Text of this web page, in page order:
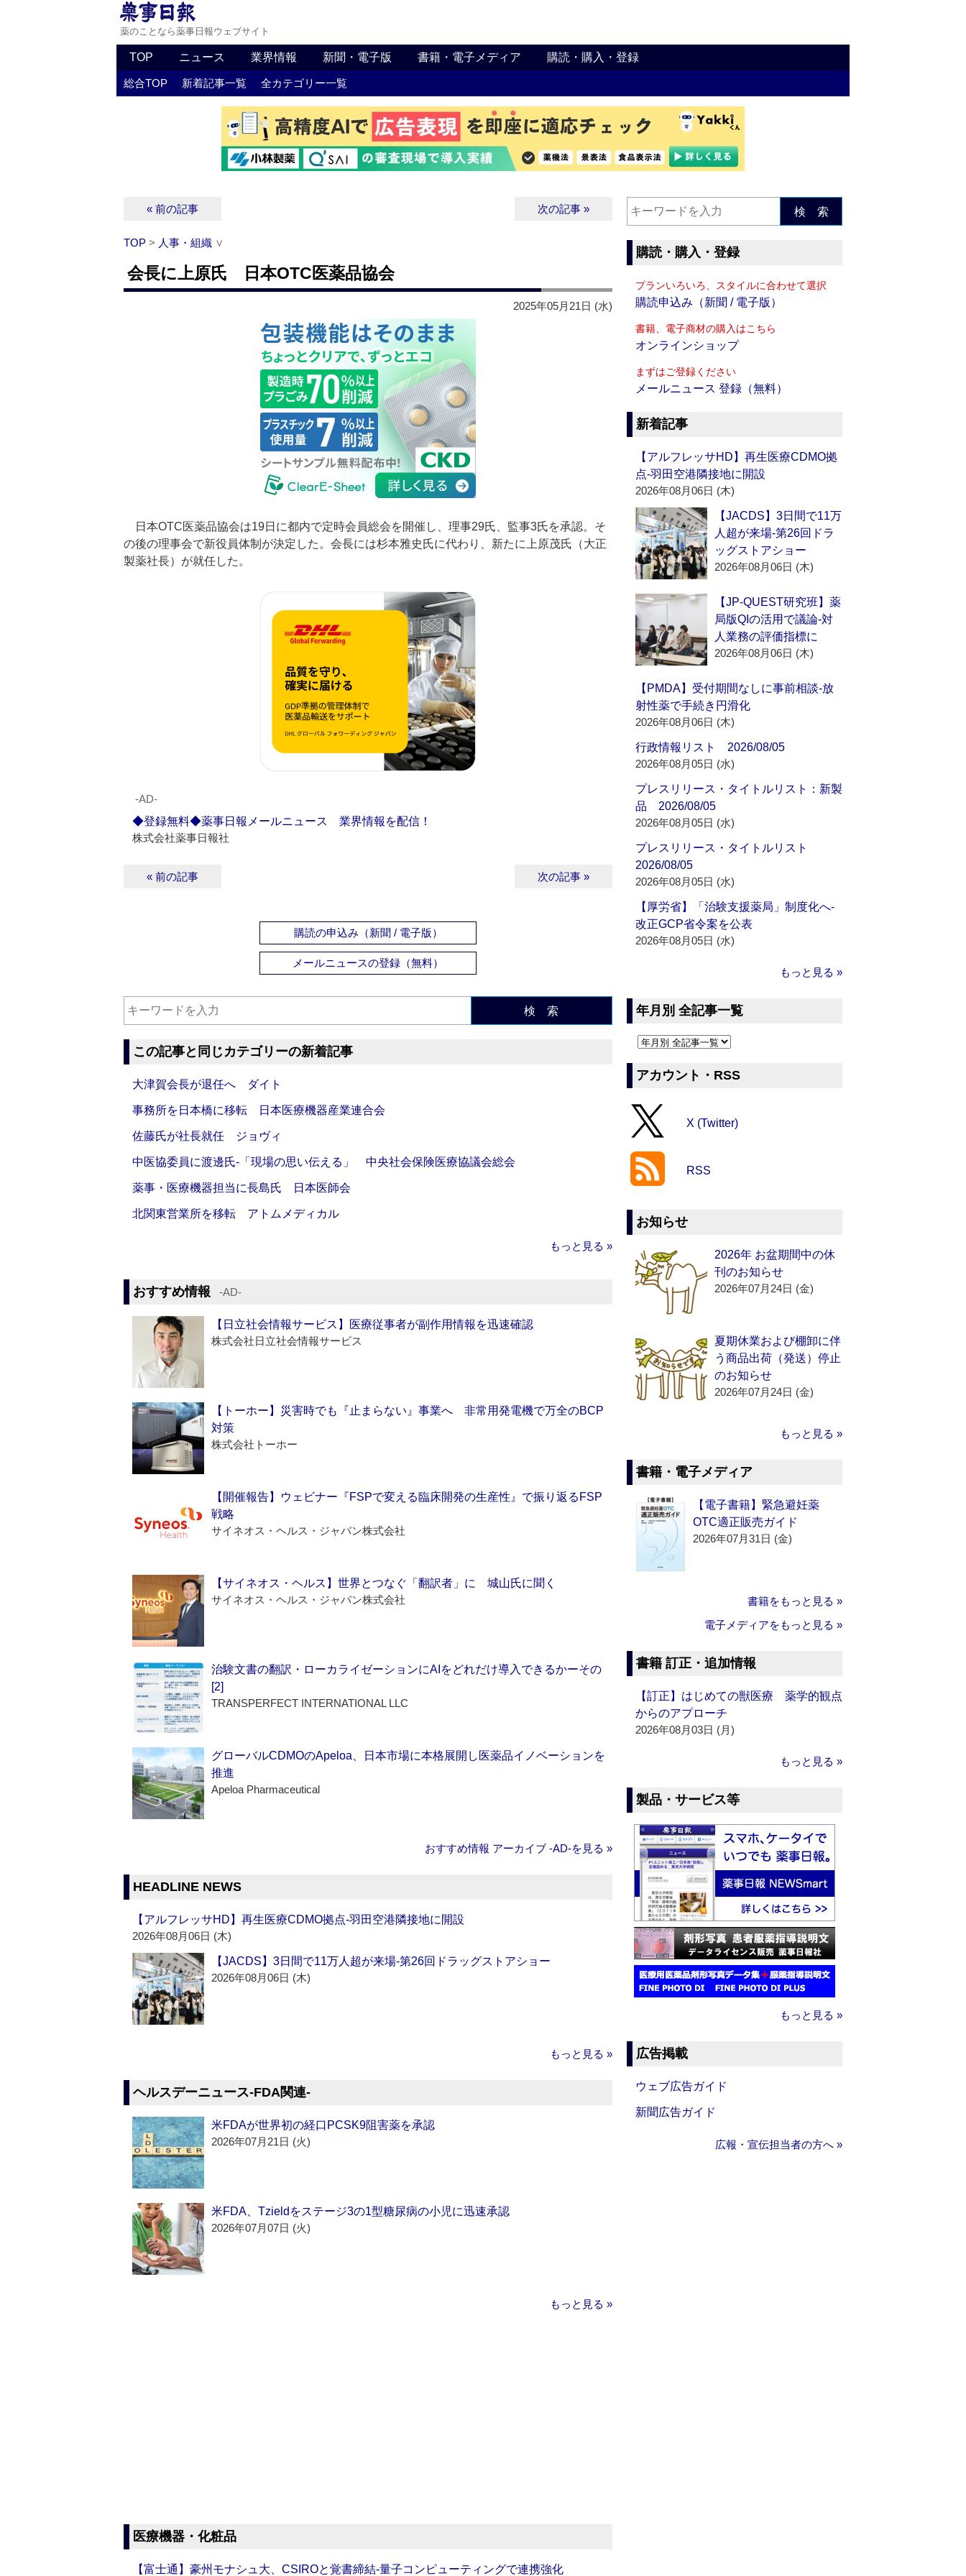
薬のことなら薬事日報ウェブサイト
TOP ニュース 業界情報 新聞・電子版 書籍・電子メディア 購読・購入・登録
総合TOP 新着記事一覧 全カテゴリー一覧
« 前の記事 次の記事 »
TOP > 人事・組織 ∨
会長に上原氏 日本OTC医薬品協会
2025年05月21日 (水)
日本OTC医薬品協会は19日に都内で定時会員総会を開催し、理事29氏、監事3氏を承認。そ
の後の理事会で新役員体制が決定した。会長には杉本雅史氏に代わり、新たに上原茂氏（大正
製薬社長）が就任した。
‐AD‐
◆登録無料◆薬事日報メールニュース 業界情報を配信！
株式会社薬事日報社
« 前の記事 次の記事 »
購読の申込み（新聞 / 電子版）
メールニュースの登録（無料）
検 索
この記事と同じカテゴリーの新着記事
大津賀会長が退任へ ダイト
事務所を日本橋に移転 日本医療機器産業連合会
佐藤氏が社長就任 ジョヴィ
中医協委員に渡邊氏‐「現場の思い伝える」 中央社会保険医療協議会総会
薬事・医療機器担当に長島氏 日本医師会
北関東営業所を移転 アトムメディカル
もっと見る »
おすすめ情報 ‐AD‐
【日立社会情報サービス】医療従事者が副作用情報を迅速確認
株式会社日立社会情報サービス
【トーホー】災害時でも『止まらない』事業へ 非常用発電機で万全のBCP
対策
株式会社トーホー
【開催報告】ウェビナー『FSPで変える臨床開発の生産性』で振り返るFSP
戦略
サイネオス・ヘルス・ジャパン株式会社
【サイネオス・ヘルス】世界とつなぐ「翻訳者」に 城山氏に聞く
サイネオス・ヘルス・ジャパン株式会社
治験文書の翻訳・ローカライゼーションにAIをどれだけ導入できるかーその
[2]
TRANSPERFECT INTERNATIONAL LLC
グローバルCDMOのApeloa、日本市場に本格展開し医薬品イノベーションを
推進
Apeloa Pharmaceutical
おすすめ情報 アーカイブ ‐AD‐を見る »
HEADLINE NEWS
【アルフレッサHD】再生医療CDMO拠点‐羽田空港隣接地に開設
2026年08月06日 (木)
【JACDS】3日間で11万人超が来場‐第26回ドラッグストアショー
2026年08月06日 (木)
もっと見る »
ヘルスデーニュース‐FDA関連‐
米FDAが世界初の経口PCSK9阻害薬を承認
2026年07月21日 (火)
米FDA、Tzieldをステージ3の1型糖尿病の小児に迅速承認
2026年07月07日 (火)
もっと見る »
医療機器・化粧品
【富士通】豪州モナシュ大、CSIROと覚書締結‐量子コンピューティングで連携強化
検 索
購読・購入・登録
プランいろいろ、スタイルに合わせて選択
購読申込み（新聞 / 電子版）
書籍、電子商材の購入はこちら
オンラインショップ
まずはご登録ください
メールニュース 登録（無料）
新着記事
【アルフレッサHD】再生医療CDMO拠
点‐羽田空港隣接地に開設
2026年08月06日 (木)
【JACDS】3日間で11万
人超が来場‐第26回ドラ
ッグストアショー
2026年08月06日 (木)
【JP-QUEST研究班】薬
局版QIの活用で議論‐対
人業務の評価指標に
2026年08月06日 (木)
【PMDA】受付期間なしに事前相談‐放
射性薬で手続き円滑化
2026年08月06日 (木)
行政情報リスト 2026/08/05
2026年08月05日 (水)
プレスリリース・タイトルリスト：新製
品 2026/08/05
2026年08月05日 (水)
プレスリリース・タイトルリスト
2026/08/05
2026年08月05日 (水)
【厚労省】「治験支援薬局」制度化へ‐
改正GCP省令案を公表
2026年08月05日 (水)
もっと見る »
年月別 全記事一覧
アカウント・RSS
X (Twitter)
RSS
お知らせ
2026年 お盆期間中の休
刊のお知らせ
2026年07月24日 (金)
夏期休業および棚卸に伴
う商品出荷（発送）停止
のお知らせ
2026年07月24日 (金)
もっと見る »
書籍・電子メディア
【電子書籍】緊急避妊薬
OTC適正販売ガイド
2026年07月31日 (金)
書籍をもっと見る »
電子メディアをもっと見る »
書籍 訂正・追加情報
【訂正】はじめての獣医療 薬学的観点
からのアプローチ
2026年08月03日 (月)
もっと見る »
製品・サービス等
もっと見る »
広告掲載
ウェブ広告ガイド
新聞広告ガイド
広報・宣伝担当者の方へ »